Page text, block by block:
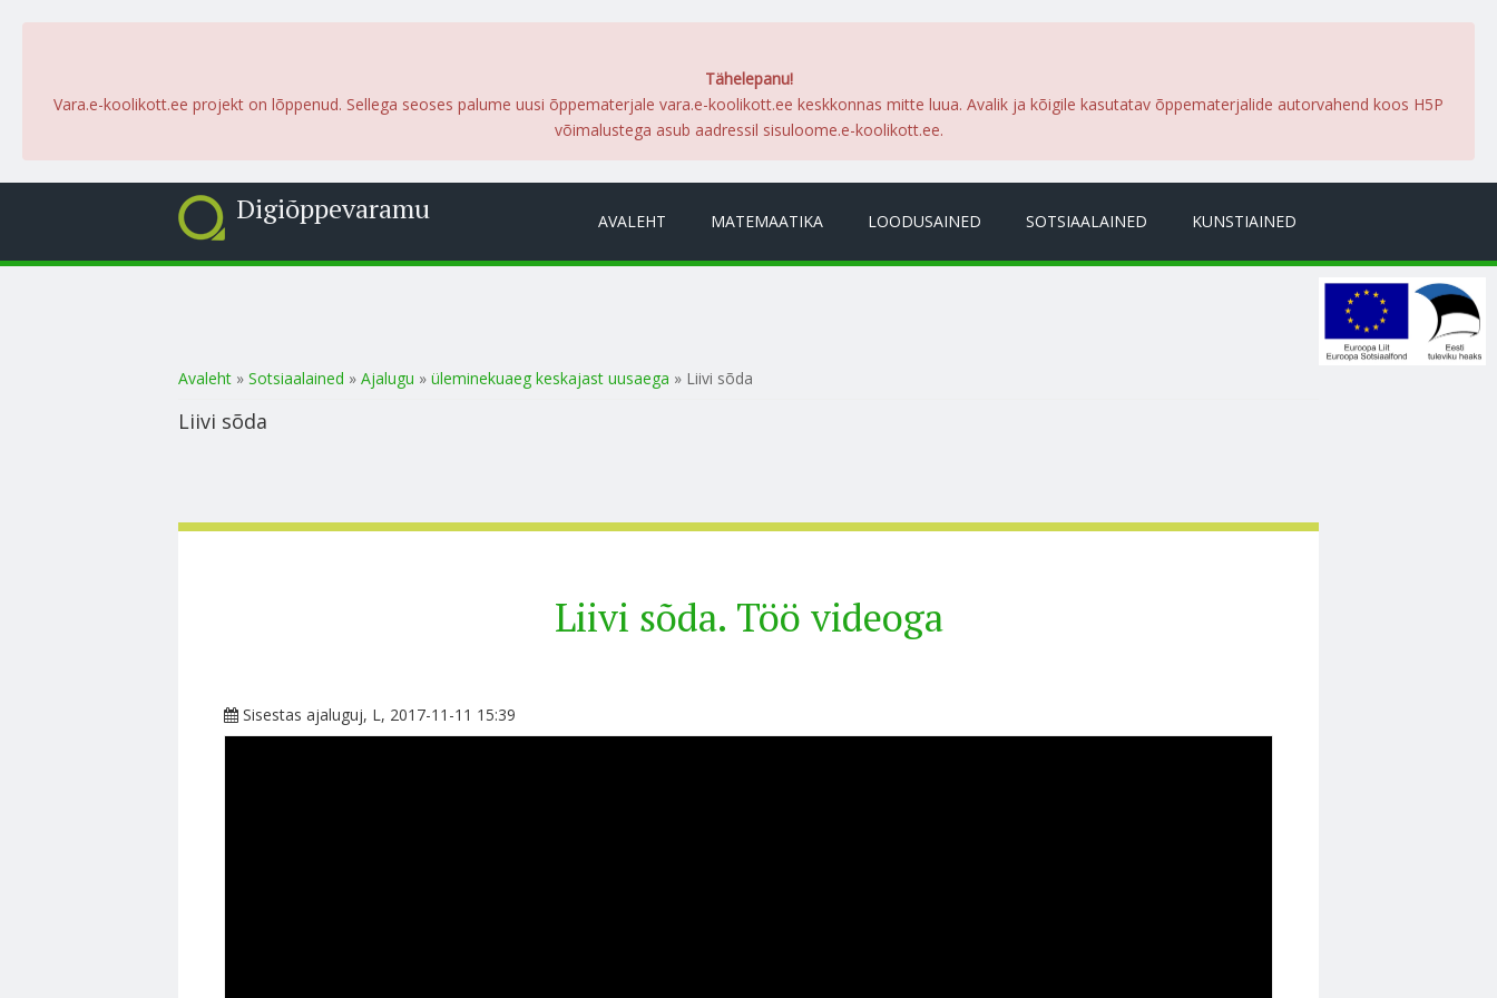
Tähelepanu!
Vara.e-koolikott.ee projekt on lõppenud. Sellega seoses palume uusi õppematerjale vara.e-koolikott.ee keskkonnas mitte luua. Avalik ja kõigile kasutatav õppematerjalide autorvahend koos H5P
võimalustega asub aadressil sisuloome.e-koolikott.ee.
Digiõppevaramu AVALEHT MATEMAATIKA LOODUSAINED SOTSIAALAINED KUNSTIAINED
Sa oled siin
Avaleht » Sotsiaalained » Ajalugu » üleminekuaeg keskajast uusaega » Liivi sõda
Liivi sõda
Liivi sõda. Töö videoga
Sisestas ajaluguj, L, 2017-11-11 15:39